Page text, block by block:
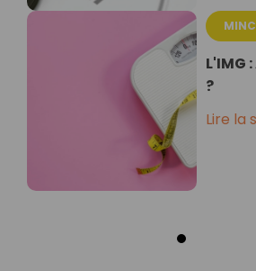
L'IMG
?
Lire la